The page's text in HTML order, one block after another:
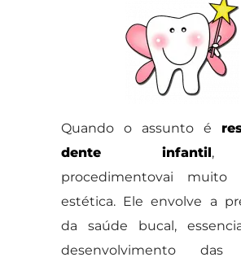
Quando o assunto é
dente infantil,
procedimentovai muito
estética. Ele envolve a
da saúde bucal,
desenvolvimento das